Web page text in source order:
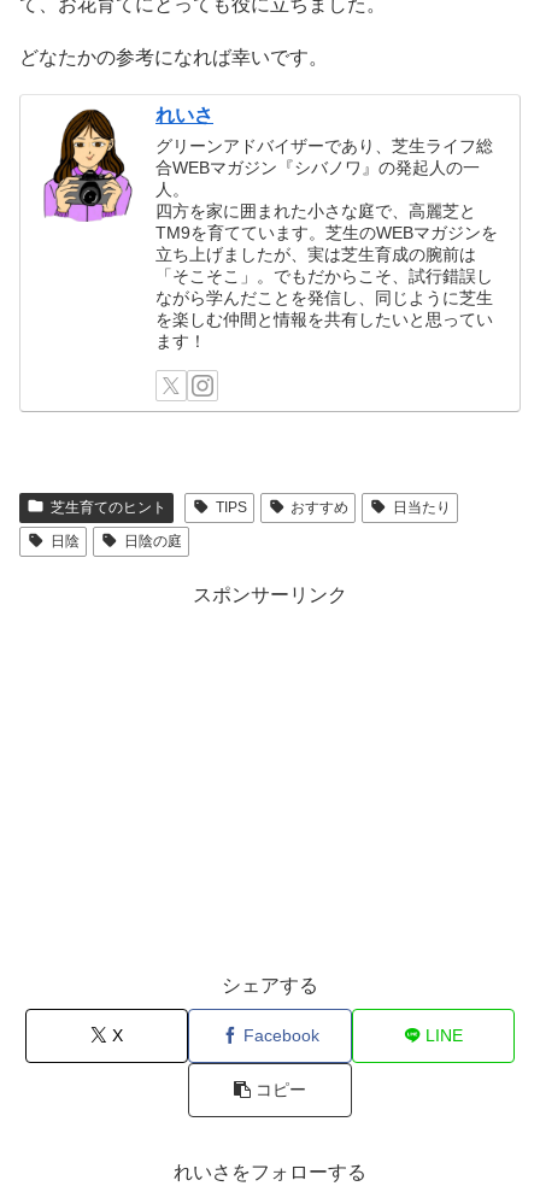
て、お花育てにとっても役に立ちました。
どなたかの参考になれば幸いです。
れいさ
グリーンアドバイザーであり、芝生ライフ総
合WEBマガジン『シバノワ』の発起人の一
人。
四方を家に囲まれた小さな庭で、高麗芝と
TM9を育てています。芝生のWEBマガジンを
立ち上げましたが、実は芝生育成の腕前は
「そこそこ」。でもだからこそ、試行錯誤し
ながら学んだことを発信し、同じように芝生
を楽しむ仲間と情報を共有したいと思ってい
ます！
芝生育てのヒント TIPS おすすめ
日当たり
日陰
日陰の庭
スポンサーリンク
シェアする
X Facebook LINE
コピー
れいさをフォローする